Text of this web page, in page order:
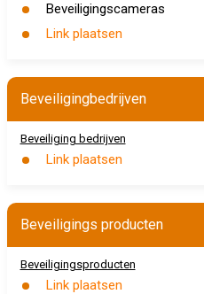
Beveiligingscameras
Link plaatsen
Beveiligingbedrijven
Beveiliging bedrijven
Link plaatsen
Beveiligings producten
Beveiligingsproducten
Link plaatsen